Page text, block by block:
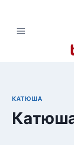
содержимому
КАТЮША